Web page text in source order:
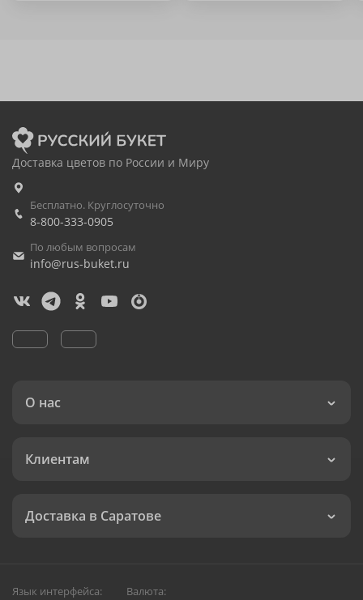
Доставка цветов по России и Миру
Бесплатно. Круглосуточно
8-800-333-0905
По любым вопросам
info@rus-buket.ru
О нас
Клиентам
Доставка в Саратове
Язык интерфейса: Валюта: